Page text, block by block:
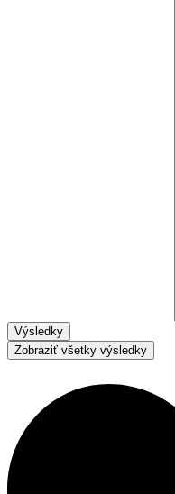
Výsledky
Zobraziť všetky výsledky